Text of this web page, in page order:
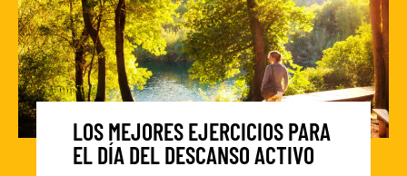
LOS MEJORES EJERCICIOS PARA
EL DÍA DEL DESCANSO ACTIVO